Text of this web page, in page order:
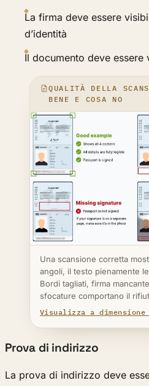
La firma deve essere
d’identità
Il documento deve essere
QUALITÀ DELLA
BENE E COSA NO
Una scansione corretta
angoli, il testo pienamente
Bordi tagliati, firma
sfocature comportano il
Visualizza a
Prova di indirizzo
La prova di indirizzo deve